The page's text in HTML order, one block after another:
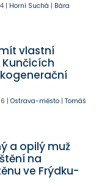
| Horní Suchá | Bára
vlastní
Kunčicích
| Ostrava-město| Tomáš
a opilý muž
na
ve Frýdku-